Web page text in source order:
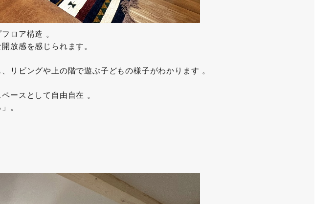
ロア構造 。
放感を感じられます。
リビングや上の階で遊ぶ子どもの様子がわかります 。
ースとして自由自在 。
。